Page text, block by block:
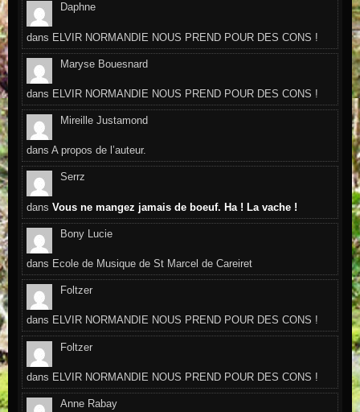
Daphne
dans ELVIR NORMANDIE NOUS PREND POUR DES CONS !
Maryse Bouesnard
dans ELVIR NORMANDIE NOUS PREND POUR DES CONS !
Mireille Justamond
dansA propos de l’auteur.
Serrz
dansVous ne mangez jamais de boeuf. Ha ! La vache !
Bony Lucie
dans Ecole de Musique de St Marcel de Careiret
Foltzer
dans ELVIR NORMANDIE NOUS PREND POUR DES CONS !
Foltzer
dans ELVIR NORMANDIE NOUS PREND POUR DES CONS !
Anne Rabay